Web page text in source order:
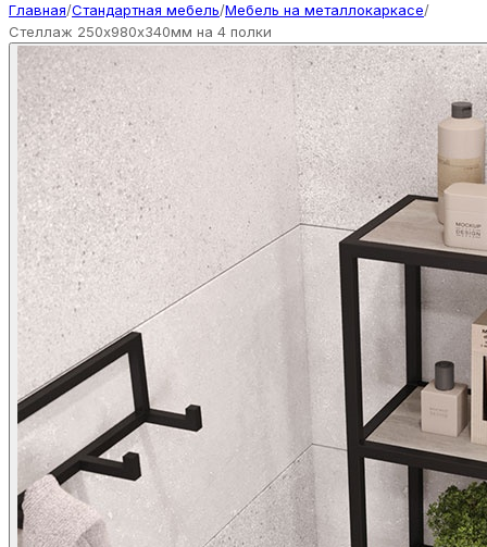
Главная/Стандартная мебель/Мебель на металлокаркасе/
Стеллаж 250х980х340мм на 4 полки